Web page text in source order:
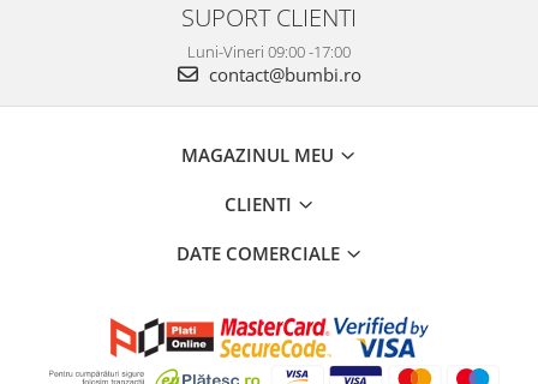
SUPORT CLIENTI
Luni-Vineri 09:00 -17:00
contact@bumbi.ro
MAGAZINUL MEU
CLIENTI
DATE COMERCIALE